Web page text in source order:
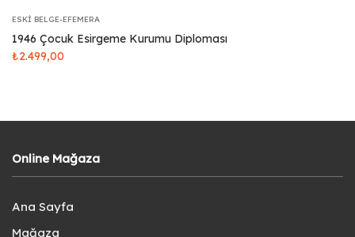
ESKI BELGE-EFEMERA
1946 Çocuk Esirgeme Kurumu Diploması
₺2.499,00
Online Mağaza
Ana Sayfa
Mağaza